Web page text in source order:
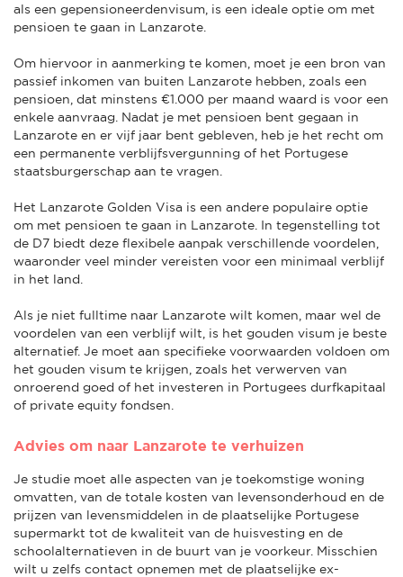
als een gepensioneerdenvisum, is een ideale optie om met
pensioen te gaan in Lanzarote.
Om hiervoor in aanmerking te komen, moet je een bron van
passief inkomen van buiten Lanzarote hebben, zoals een
pensioen, dat minstens €1.000 per maand waard is voor een
enkele aanvraag. Nadat je met pensioen bent gegaan in
Lanzarote en er vijf jaar bent gebleven, heb je het recht om
een permanente verblijfsvergunning of het Portugese
staatsburgerschap aan te vragen.
Het Lanzarote Golden Visa is een andere populaire optie
om met pensioen te gaan in Lanzarote. In tegenstelling tot
de D7 biedt deze flexibele aanpak verschillende voordelen,
waaronder veel minder vereisten voor een minimaal verblijf
in het land.
Als je niet fulltime naar Lanzarote wilt komen, maar wel de
voordelen van een verblijf wilt, is het gouden visum je beste
alternatief. Je moet aan specifieke voorwaarden voldoen om
het gouden visum te krijgen, zoals het verwerven van
onroerend goed of het investeren in Portugees durfkapitaal
of private equity fondsen.
Advies om naar Lanzarote te verhuizen
Je studie moet alle aspecten van je toekomstige woning
omvatten, van de totale kosten van levensonderhoud en de
prijzen van levensmiddelen in de plaatselijke Portugese
supermarkt tot de kwaliteit van de huisvesting en de
schoolalternatieven in de buurt van je voorkeur. Misschien
wilt u zelfs contact opnemen met de plaatselijke ex-